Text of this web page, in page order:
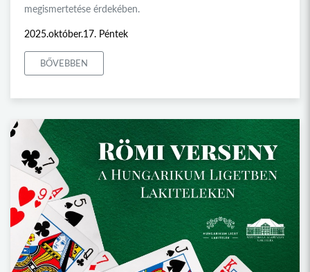
megismertetése érdekében.
2025.október.17. Péntek
BŐVEBBEN